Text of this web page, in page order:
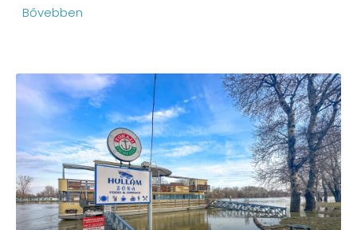
Bővebben